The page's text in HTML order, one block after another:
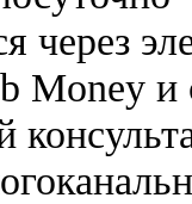
через
Money и